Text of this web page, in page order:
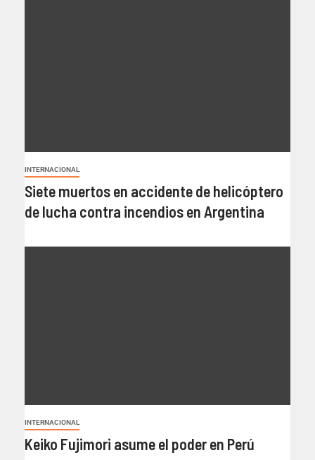
INTERNACIONAL
Siete muertos en accidente de helicóptero
de lucha contra incendios en Argentina
INTERNACIONAL
Keiko Fujimori asume el poder en Perú